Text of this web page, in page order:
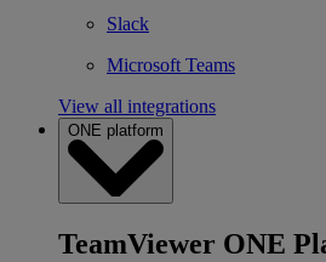
Slack
Microsoft Teams
View all integrations
ONE platform
TeamViewer ONE